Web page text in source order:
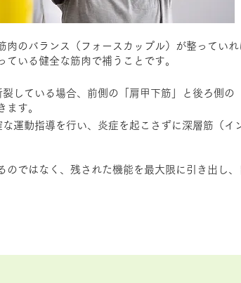
肉のバランス（フォースカップル）が整ってい
いる健全な筋肉で補うことです。
している場合、前側の「肩甲下筋」と後ろ側の
ます。
運動指導を行い、炎症を起こさずに深層筋（イ
のではなく、残された機能を最大限に引き出し